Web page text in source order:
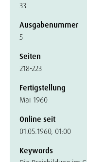
33
Ausgabenummer
5
Seiten
218-223
Fertigstellung
Mai 1960
Online seit
01.05.1960, 01:00
Keywords